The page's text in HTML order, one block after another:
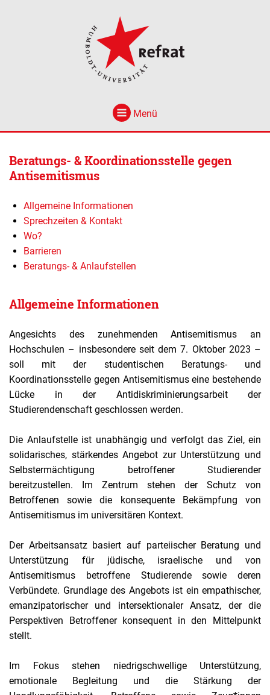
Menü
Beratungs- & Koordinationsstelle gegen
Antisemitismus
Allgemeine Informationen
Sprechzeiten & Kontakt
Wo?
Barrieren
Beratungs- & Anlaufstellen
Allgemeine Informationen
Angesichts des zunehmenden Antisemitismus an
Hochschulen – insbesondere seit dem 7. Oktober 2023 –
soll mit der studentischen Beratungs- und
Koordinationsstelle gegen Antisemitismus eine bestehende
Lücke in der Antidiskriminierungsarbeit der
Studierendenschaft geschlossen werden.
Die Anlaufstelle ist unabhängig und verfolgt das Ziel, ein
solidarisches, stärkendes Angebot zur Unterstützung und
Selbstermächtigung betroffener Studierender
bereitzustellen. Im Zentrum stehen der Schutz von
Betroffenen sowie die konsequente Bekämpfung von
Antisemitismus im universitären Kontext.
Der Arbeitsansatz basiert auf parteiischer Beratung und
Unterstützung für jüdische, israelische und von
Antisemitismus betroffene Studierende sowie deren
Verbündete. Grundlage des Angebots ist ein empathischer,
emanzipatorischer und intersektionaler Ansatz, der die
Perspektiven Betroffener konsequent in den Mittelpunkt
stellt.
Im Fokus stehen niedrigschwellige Unterstützung,
emotionale Begleitung und die Stärkung der